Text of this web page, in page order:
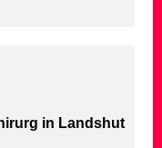
in Landshut